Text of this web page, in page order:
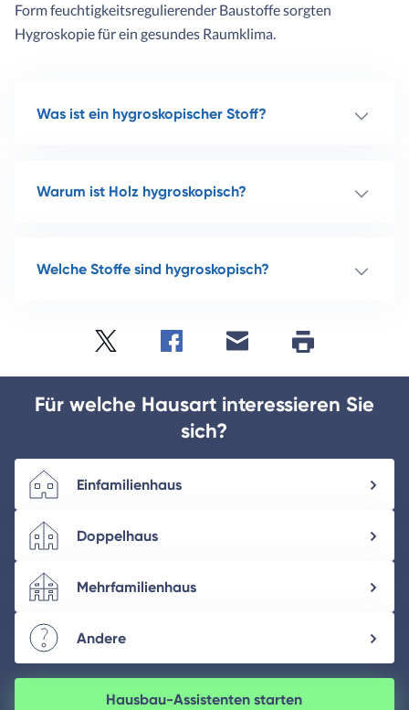
Form feuchtigkeitsregulierender Baustoffe sorgten
Hygroskopie für ein gesundes Raumklima.
Was ist ein hygroskopischer Stoff?
Warum ist Holz hygroskopisch?
Welche Stoffe sind hygroskopisch?
mail
drucken
Für welche Hausart interessieren Sie
sich?
Einfamilienhaus
Doppelhaus
Mehrfamilienhaus
Andere
Hausbau-Assistenten starten